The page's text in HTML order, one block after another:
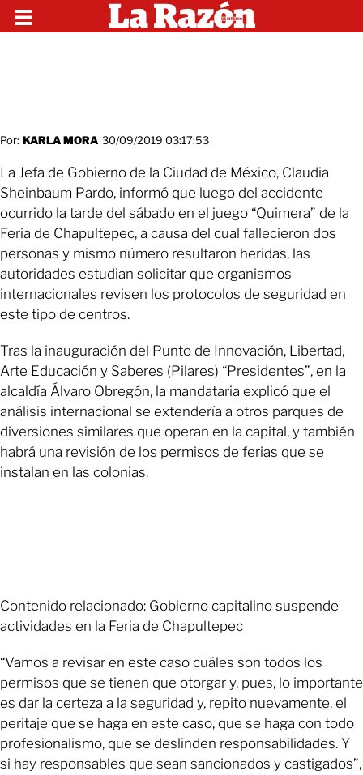
Por: KARLA MORA 30/09/2019 03:17:53
La Jefa de Gobierno de la Ciudad de México, Claudia
Sheinbaum Pardo, informó que luego del accidente
ocurrido la tarde del sábado en el juego “Quimera” de la
Feria de Chapultepec, a causa del cual fallecieron dos
personas y mismo número resultaron heridas, las
autoridades estudian solicitar que organismos
internacionales revisen los protocolos de seguridad en
este tipo de centros.
Tras la inauguración del Punto de Innovación, Libertad,
Arte Educación y Saberes (Pilares) “Presidentes”, en la
alcaldía Álvaro Obregón, la mandataria explicó que el
análisis internacional se extendería a otros parques de
diversiones similares que operan en la capital, y también
habrá una revisión de los permisos de ferias que se
instalan en las colonias.
Contenido relacionado: Gobierno capitalino suspende
actividades en la Feria de Chapultepec
“Vamos a revisar en este caso cuáles son todos los
permisos que se tienen que otorgar y, pues, lo importante
es dar la certeza a la seguridad y, repito nuevamente, el
peritaje que se haga en este caso, que se haga con todo
profesionalismo, que se deslinden responsabilidades. Y
si hay responsables que sean sancionados y castigados”,